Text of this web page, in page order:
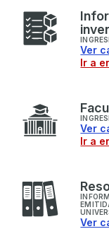
I
Ver
Ir a
F
Ver
Ir a
R
Ver